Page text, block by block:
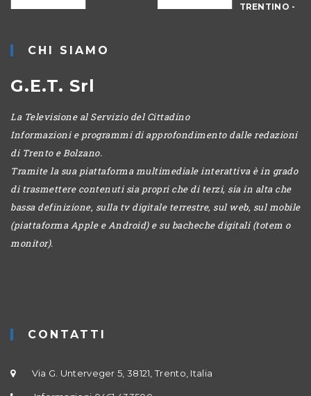
TRENTINO -
CHI SIAMO
G.E.T. Srl
La Televisione al Servizio del Cittadino
Informazioni e programmi di approfondimento dalle redazioni
di Trento e Bolzano.
Tramite la sua piattaforma multimediale interattiva è in grado
di trasmettere contenuti sia propri che di terzi, sia in alta che
bassa definizione, sulla tv digitale terrestre, sul web, sul mobile
(piattaforma Apple e Android) e su bacheche digitali (totem o
monitor).
CONTATTI
Via G. Unterveger 5, 38121, Trento, Italia